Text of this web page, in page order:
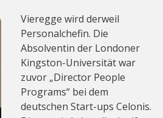
Vieregge wird derweil
Personalchefin. Die
Absolventin der Londoner
Kingston-Universität war
zuvor „Director People
Programs“ bei dem
deutschen Start-ups Celonis.